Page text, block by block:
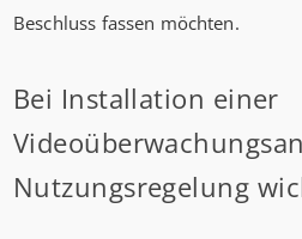
Beschluss fassen möchten.
Bei Installation einer
Nutzungsregelung